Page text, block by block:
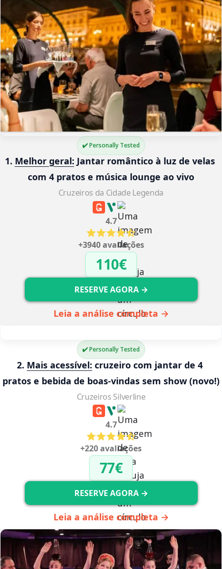
✔️ Personally Tested
1. Melhor geral: Jantar romântico à luz de velas
com 4 pratos e música lounge ao vivo
Cruzeiros da Cidade Legenda
4.7
+3940 avaliações
110€
RESERVE AGORA →
Leia a análise completa →
✔️ Personally Tested
2. Mais acessível: cruzeiro com jantar de 4
pratos e bebida de boas-vindas sem show (novo!)
Cruzeiros Silverline
4.7
+220 avaliações
77€
RESERVE AGORA →
Leia a análise completa →